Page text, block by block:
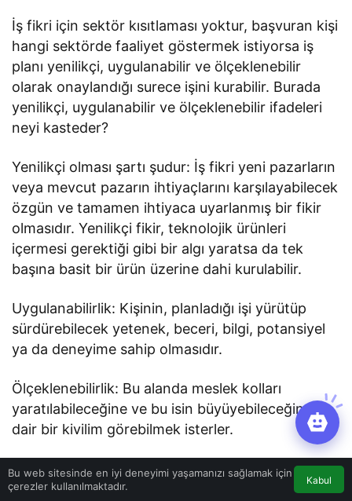
İş fikri için sektör kısıtlaması yoktur, başvuran kişi
hangi sektörde faaliyet göstermek istiyorsa iş
planı yenilikçi, uygulanabilir ve ölçeklenebilir
olarak onaylandığı surece işini kurabilir. Burada
yenilikçi, uygulanabilir ve ölçeklenebilir ifadeleri
neyi kasteder?
Yenilikçi olması şartı şudur: İş fikri yeni pazarların
veya mevcut pazarın ihtiyaçlarını karşılayabilecek
özgün ve tamamen ihtiyaca uyarlanmış bir fikir
olmasıdır. Yenilikçi fikir, teknolojik ürünleri
içermesi gerektiği gibi bir algı yaratsa da tek
başına basit bir ürün üzerine dahi kurulabilir.
Uygulanabilirlik: Kişinin, planladığı işi yürütüp
sürdürebilecek yetenek, beceri, bilgi, potansiyel
ya da deneyime sahip olmasıdır.
Ölçeklenebilirlik: Bu alanda meslek kolları
yaratılabileceğine ve bu isin büyüyebileceğine
dair bir kivilim görebilmek isterler.
Bu kategoride vize 3 yilbiktir. Bu sürenin sonunda
vize uzatılabilir veya şartları yerine getirdiği
Bu web sitesinde en iyi deneyimi yaşamanızı sağlamak için
çerezler kullanılmaktadır.
Kabul